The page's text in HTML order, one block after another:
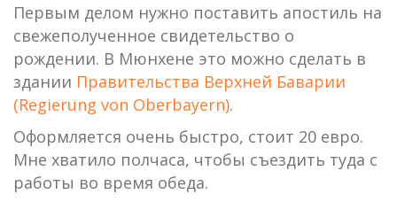
Первым делом нужно поставить апостиль на
свежеполученное свидетельство о
рождении. В Мюнхене это можно сделать в
здании Правительства Верхней Баварии
(Regierung von Oberbayern).
Оформляется очень быстро, стоит 20 евро.
Мне хватило полчаса, чтобы съездить туда с
работы во время обеда.